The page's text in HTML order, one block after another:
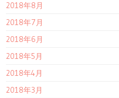
2018年8月
2018年7月
2018年6月
2018年5月
2018年4月
2018年3月